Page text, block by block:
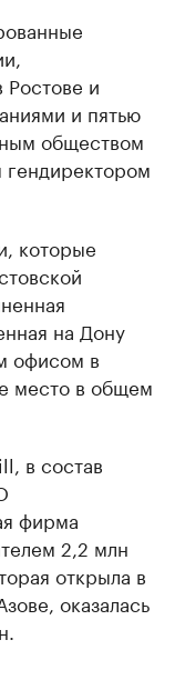
Ростове и
и пятью
обществом
которые
на Дону
офисом в
место в общем
в состав
фирма
2,2 млн
открыла в
оказалась